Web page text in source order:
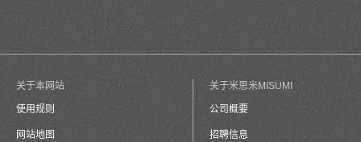
关于本网站
使用规则
网站地图
关于米思米MISUMI
公司概要
招聘信息